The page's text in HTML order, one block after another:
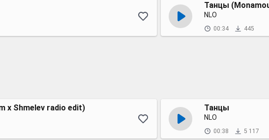
Танцы
NLO
00:34 445
x Shmelev radio edit) Танцы
NLO
00:38 5 117